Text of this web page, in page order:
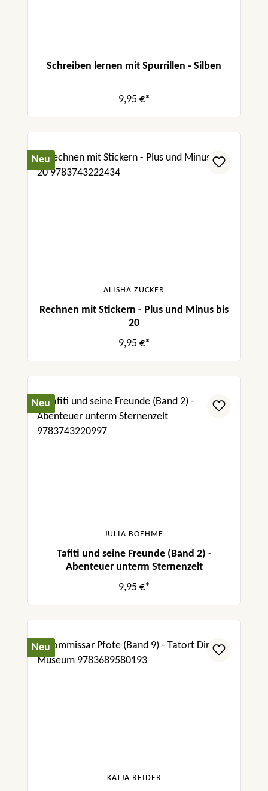
Schreiben lernen mit Spurrillen - Silben
9,95 €*
Neu
ALISHA ZUCKER
Rechnen mit Stickern - Plus und Minus bis
20
9,95 €*
Neu
JULIA BOEHME
Tafiti und seine Freunde (Band 2) -
Abenteuer unterm Sternenzelt
9,95 €*
Neu
KATJA REIDER